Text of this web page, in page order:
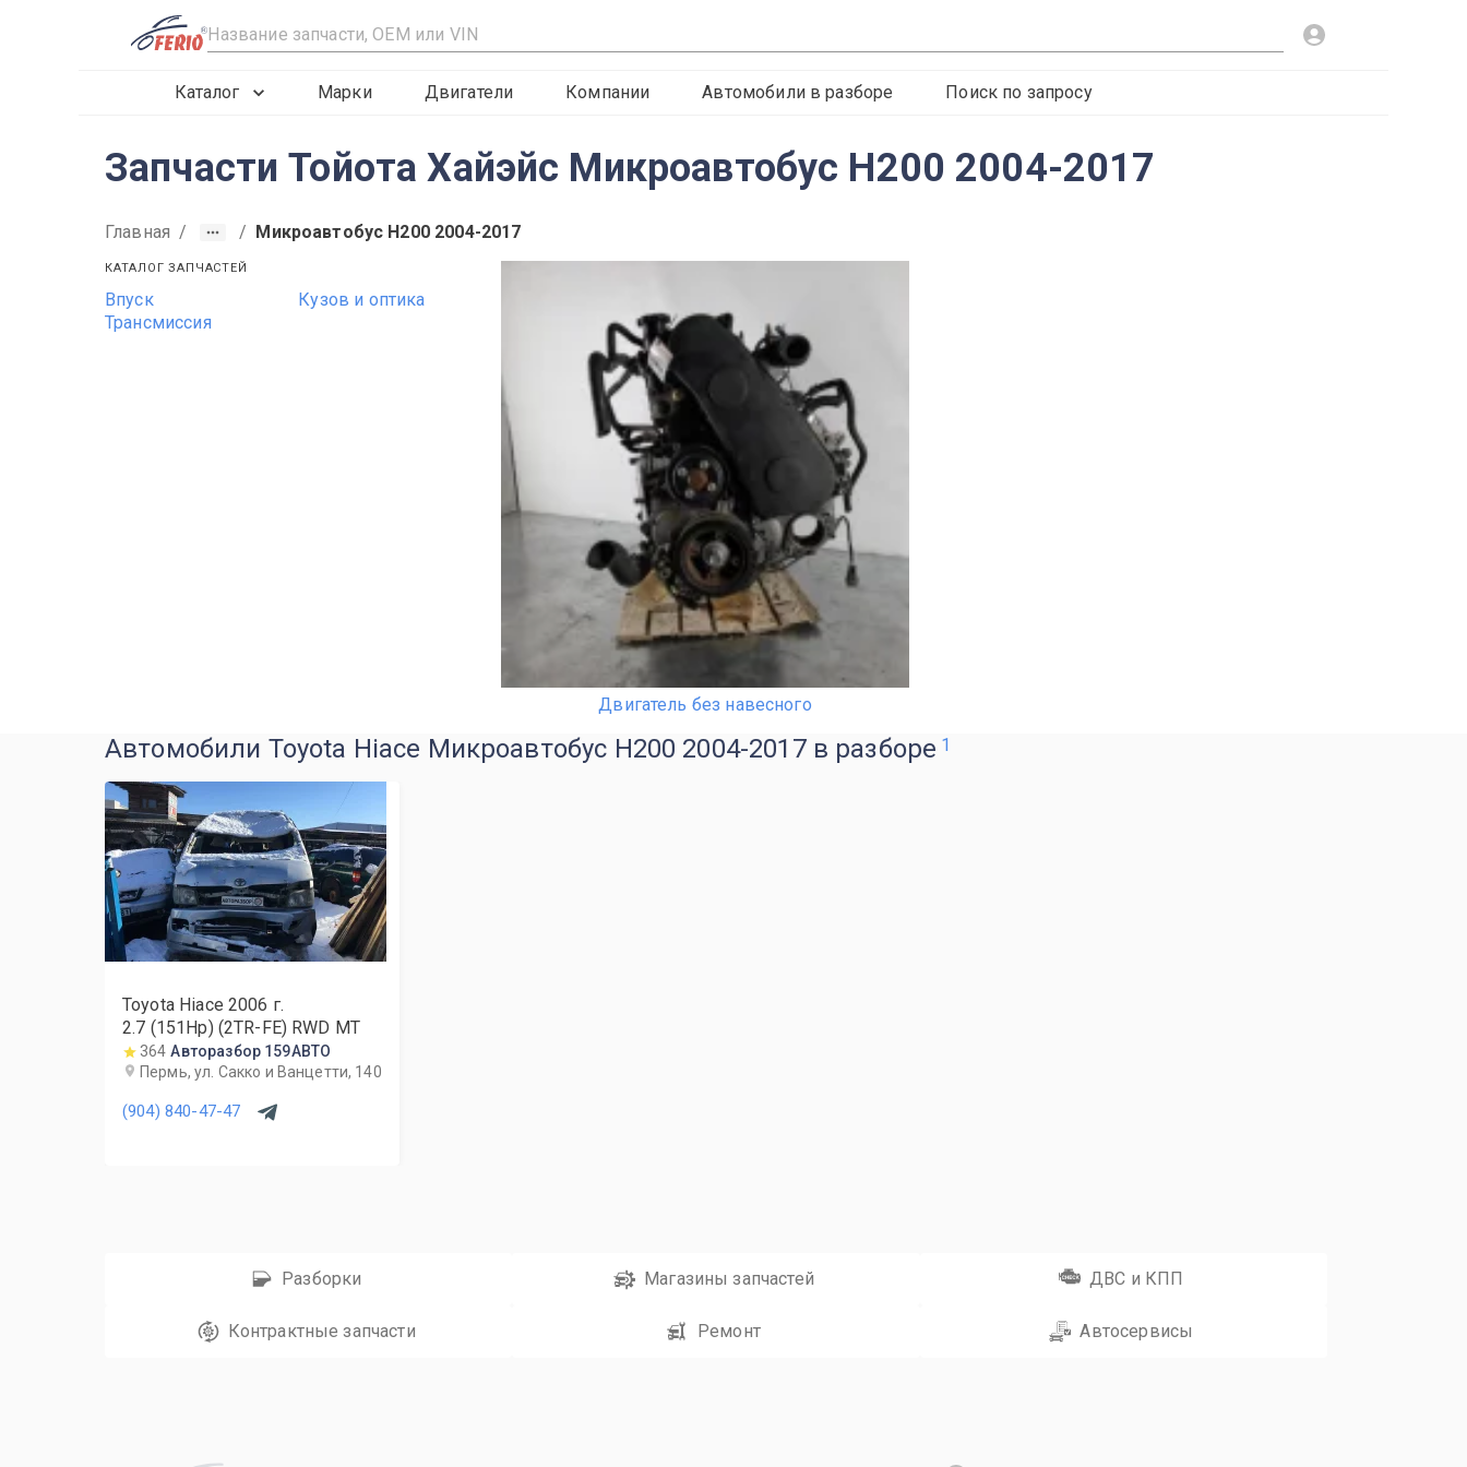
R
Каталог Марки Двигатели Компании Автомобили в разборе Поиск по запросу
Запчасти Тойота Хайэйс Микроавтобус H200 2004-2017
Главная / / Микроавтобус H200 2004-2017
КАТАЛОГ ЗАПЧАСТЕЙ
Впуск
Кузов и оптика
Трансмиссия
Двигатель без навесного
Автомобили Toyota Hiace Микроавтобус H200 2004-2017 в разборе 1
Toyota Hiace 2006 г.
2.7 (151Hp) (2TR-FE) RWD MT
364 Авторазбор 159АВТО
Пермь, ул. Сакко и Ванцетти, 140
(904) 840-47-47
Разборки Магазины запчастей ДВС и КПП
Контрактные запчасти Ремонт Автосервисы